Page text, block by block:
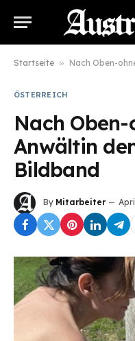
Startseite » Nach Oben-ohne-
ÖSTERREICH
Nach Oben-
Anwältin
Bildband
By Mitarbeiter